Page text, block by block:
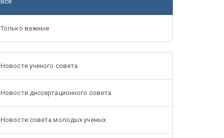
Только важные
Новости ученого совета
Новости диссертационного совета
Новости совета молодых ученых